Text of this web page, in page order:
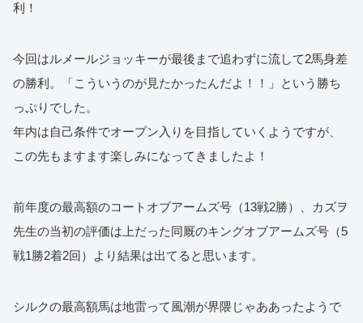
利！
今回はルメールジョッキーが最後まで追わずに流して2馬身差
の勝利。「こういうのが見たかったんだよ！！」という勝ち
っぷりでした。
年内は自己条件でオープン入りを目指していくようですが、
この先もますます楽しみになってきましたよ！
前年度の最高額のコートオブアームズ号（13戦2勝）、カズヲ
先生の当初の評価は上だった同厩のキングオブアームズ号（5
戦1勝2着2回）より結果は出てると思います。
シルクの最高額馬は地雷って風潮が界隈じゃああったようで